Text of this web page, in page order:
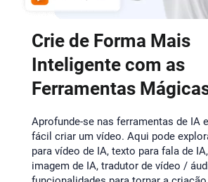
Crie de Forma Mais
Inteligente com as
Ferramentas
Aprofunde-se nas ferramentas de IA
fácil criar um vídeo. Aqui pode
para vídeo de IA, texto para fala de
imagem de IA, tradutor de vídeo /